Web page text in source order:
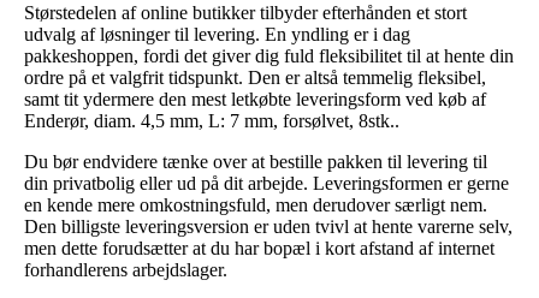
Størstedelen af online butikker tilbyder efterhånden et stort
udvalg af løsninger til levering. En yndling er i dag
pakkeshoppen, fordi det giver dig fuld fleksibilitet til at hente din
ordre på et valgfrit tidspunkt. Den er altså temmelig fleksibel,
samt tit ydermere den mest letkøbte leveringsform ved køb af
Enderør, diam. 4,5 mm, L: 7 mm, forsølvet, 8stk..
Du bør endvidere tænke over at bestille pakken til levering til
din privatbolig eller ud på dit arbejde. Leveringsformen er gerne
en kende mere omkostningsfuld, men derudover særligt nem.
Den billigste leveringsversion er uden tvivl at hente varerne selv,
men dette forudsætter at du har bopæl i kort afstand af internet
forhandlerens arbejdslager.